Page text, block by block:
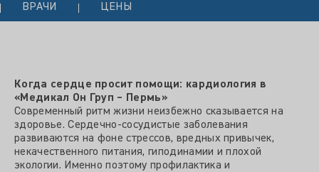
ВРАЧИ ЦЕНЫ
Когда сердце просит помощи: кардиология в
«Медикал Он Груп – Пермь»
Современный ритм жизни неизбежно сказывается на
здоровье. Сердечно-сосудистые заболевания
развиваются на фоне стрессов, вредных привычек,
некачественного питания, гиподинамии и плохой
экологии. Именно поэтому профилактика и